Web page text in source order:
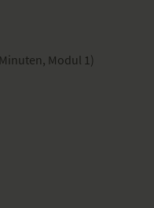
diesen 7 Tipps
Modul 1)